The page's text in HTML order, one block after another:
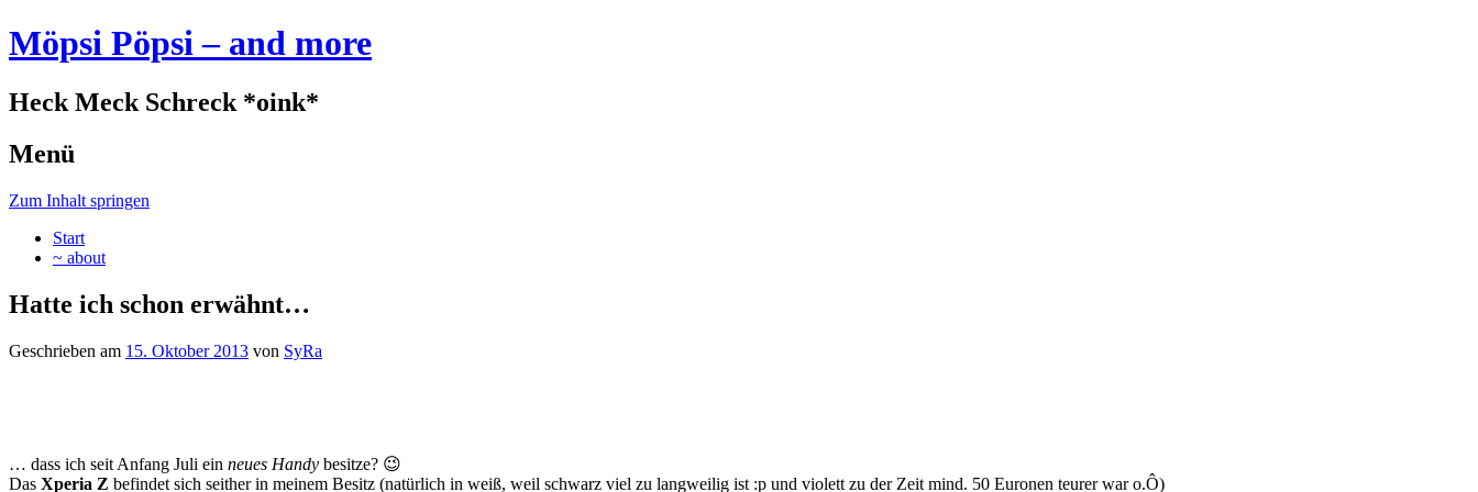
Möpsi Pöpsi – and more
Heck Meck Schreck *oink*
Menü
Zum Inhalt springen
Start
~ about
Hatte ich schon erwähnt…
Geschrieben am 15. Oktober 2013 von SyRa
… dass ich seit Anfang Juli ein neues Handy besitze? 😉
Das Xperia Z befindet sich seither in meinem Besitz (natürlich in weiß, weil schwarz viel zu langweilig ist :p und violett zu der Zeit mind. 50 Euronen teurer war o.Ô)